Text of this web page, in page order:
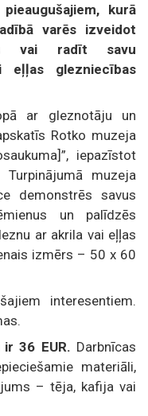
kurā
varēs izveidot
vai radīt savu
eļļas glezniecības
ar gleznotāju un
Rotko muzeja
iepazīstot
Turpinājumā muzeja
demonstrēs savus
un palīdzēs
ar akrila vai eļļas
izmērs – 50 x 60
interesentiem.
36 EUR. Darbnīcas
materiāli,
– tēja, kafija vai